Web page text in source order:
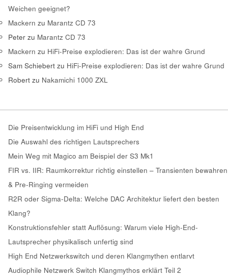
Weichen geeignet?
Mackern zu Marantz CD 73
Peter zu Marantz CD 73
Mackern zu HiFi-Preise explodieren: Das ist der wahre Grund
Sam Schiebert zu HiFi-Preise explodieren: Das ist der wahre Grund
Robert zu Nakamichi 1000 ZXL
Die Preisentwicklung im HiFi und High End
Die Auswahl des richtigen Lautsprechers
Mein Weg mit Magico am Beispiel der S3 Mk1
FIR vs. IIR: Raumkorrektur richtig einstellen – Transienten bewahren
& Pre-Ringing vermeiden
R2R oder Sigma-Delta: Welche DAC Architektur liefert den besten
Klang?
Konstruktionsfehler statt Auflösung: Warum viele High-End-
Lautsprecher physikalisch unfertig sind
High End Netzwerkswitch und deren Klangmythen entlarvt
Audiophile Netzwerk Switch Klangmythos erklärt Teil 2